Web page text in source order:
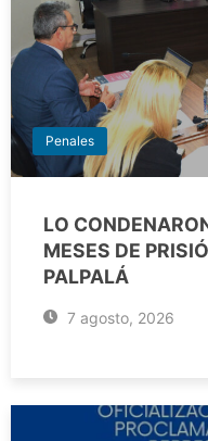
Penales
LO
MESES DE
PALPALÁ
7 agosto, 2026